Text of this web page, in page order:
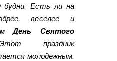
будни. Есть ли на
веселее и
День Святого
праздник
молодежным.